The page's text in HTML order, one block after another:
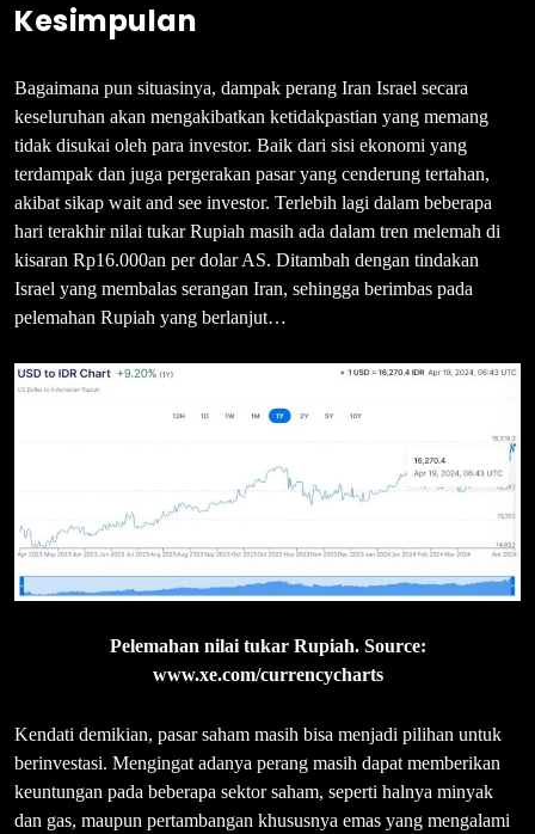
Kesimpulan
Bagaimana pun situasinya, dampak perang Iran Israel secara
keseluruhan akan mengakibatkan ketidakpastian yang memang
tidak disukai oleh para investor. Baik dari sisi ekonomi yang
terdampak dan juga pergerakan pasar yang cenderung tertahan,
akibat sikap wait and see investor. Terlebih lagi dalam beberapa
hari terakhir nilai tukar Rupiah masih ada dalam tren melemah di
kisaran Rp16.000an per dolar AS. Ditambah dengan tindakan
Israel yang membalas serangan Iran, sehingga berimbas pada
pelemahan Rupiah yang berlanjut…
Pelemahan nilai tukar Rupiah. Source:
www.xe.com/currencycharts
Kendati demikian, pasar saham masih bisa menjadi pilihan untuk
berinvestasi. Mengingat adanya perang masih dapat memberikan
keuntungan pada beberapa sektor saham, seperti halnya minyak
dan gas, maupun pertambangan khususnya emas yang mengalami